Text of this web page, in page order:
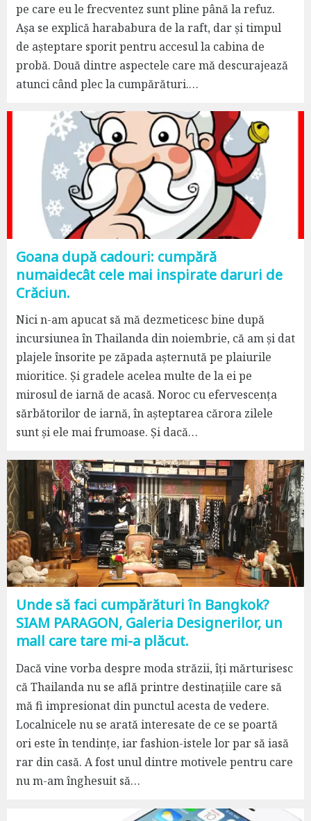
pe care eu le frecventez sunt pline până la refuz.
Așa se explică harababura de la raft, dar și timpul
de așteptare sporit pentru accesul la cabina de
probă. Două dintre aspectele care mă descurajează
atunci când plec la cumpărături.…
Goana după cadouri: cumpără
numaidecât cele mai inspirate daruri de
Crăciun.
Nici n-am apucat să mă dezmeticesc bine după
incursiunea în Thailanda din noiembrie, că am și dat
plajele însorite pe zăpada așternută pe plaiurile
mioritice. Și gradele acelea multe de la ei pe
mirosul de iarnă de acasă. Noroc cu efervescența
sărbătorilor de iarnă, în așteptarea cărora zilele
sunt și ele mai frumoase. Și dacă…
Unde să faci cumpărături în Bangkok?
SIAM PARAGON, Galeria Designerilor, un
mall care tare mi-a plăcut.
Dacă vine vorba despre moda străzii, îți mărturisesc
că Thailanda nu se află printre destinațiile care să
mă fi impresionat din punctul acesta de vedere.
Localnicele nu se arată interesate de ce se poartă
ori este în tendințe, iar fashion-istele lor par să iasă
rar din casă. A fost unul dintre motivele pentru care
nu m-am înghesuit să…